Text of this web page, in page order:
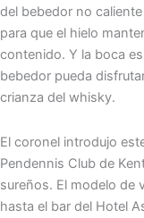
del bebedor no
para que el hielo
contenido. Y la boca
bebedor pueda
crianza del whisky.
El coronel introdujo
Pendennis Club de
sureños. El modelo de
hasta el bar del Hotel